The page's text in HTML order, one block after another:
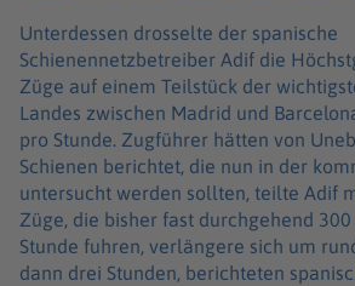
Unterdessen drosselte der spanische
Schienennetzbetreiber Adif die
Züge auf einem Teilstück der
Landes zwischen Madrid und
pro Stunde. Zugführer hätten von
Schienen berichtet, die nun in der
untersucht werden sollten, teilte Adif
Züge, die bisher fast durchgehend
Stunde fuhren, verlängere sich um
dann drei Stunden, berichteten